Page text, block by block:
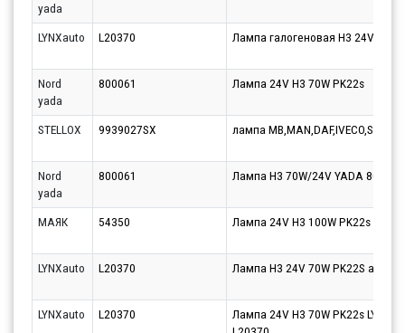
yada
LYNXauto L20370 Лампа галогеновая H3 24V 70W
Nord
yada
800061 Лампа 24V Н3 70W PK22s
STELLOX 9939027SX лампа
Nord
yada
800061 Лампа Н3 70W/24V YADA 800061
МАЯК 54350 Лампа 24V H3 100W PK22s Маяк
LYNXauto L20370 Лампа H3 24V 70W PK22S
LYNXauto L20370
Лампа 24V H3 70W PK22s